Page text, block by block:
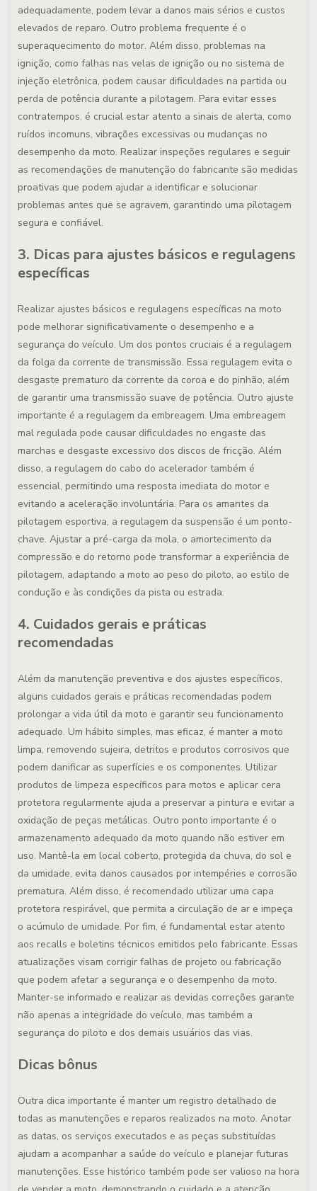
adequadamente, podem levar a danos mais sérios e custos
elevados de reparo. Outro problema frequente é o
superaquecimento do motor. Além disso, problemas na
ignição, como falhas nas velas de ignição ou no sistema de
injeção eletrônica, podem causar dificuldades na partida ou
perda de potência durante a pilotagem. Para evitar esses
contratempos, é crucial estar atento a sinais de alerta, como
ruídos incomuns, vibrações excessivas ou mudanças no
desempenho da moto. Realizar inspeções regulares e seguir
as recomendações de manutenção do fabricante são medidas
proativas que podem ajudar a identificar e solucionar
problemas antes que se agravem, garantindo uma pilotagem
segura e confiável.
3. Dicas para ajustes básicos e regulagens
específicas
Realizar ajustes básicos e regulagens específicas na moto
pode melhorar significativamente o desempenho e a
segurança do veículo. Um dos pontos cruciais é a regulagem
da folga da corrente de transmissão. Essa regulagem evita o
desgaste prematuro da corrente da coroa e do pinhão, além
de garantir uma transmissão suave de potência. Outro ajuste
importante é a regulagem da embreagem. Uma embreagem
mal regulada pode causar dificuldades no engaste das
marchas e desgaste excessivo dos discos de fricção. Além
disso, a regulagem do cabo do acelerador também é
essencial, permitindo uma resposta imediata do motor e
evitando a aceleração involuntária. Para os amantes da
pilotagem esportiva, a regulagem da suspensão é um ponto-
chave. Ajustar a pré-carga da mola, o amortecimento da
compressão e do retorno pode transformar a experiência de
pilotagem, adaptando a moto ao peso do piloto, ao estilo de
condução e às condições da pista ou estrada.
4. Cuidados gerais e práticas
recomendadas
Além da manutenção preventiva e dos ajustes específicos,
alguns cuidados gerais e práticas recomendadas podem
prolongar a vida útil da moto e garantir seu funcionamento
adequado. Um hábito simples, mas eficaz, é manter a moto
limpa, removendo sujeira, detritos e produtos corrosivos que
podem danificar as superfícies e os componentes. Utilizar
produtos de limpeza específicos para motos e aplicar cera
protetora regularmente ajuda a preservar a pintura e evitar a
oxidação de peças metálicas. Outro ponto importante é o
armazenamento adequado da moto quando não estiver em
uso. Mantê-la em local coberto, protegida da chuva, do sol e
da umidade, evita danos causados por intempéries e corrosão
prematura. Além disso, é recomendado utilizar uma capa
protetora respirável, que permita a circulação de ar e impeça
o acúmulo de umidade. Por fim, é fundamental estar atento
aos recalls e boletins técnicos emitidos pelo fabricante. Essas
atualizações visam corrigir falhas de projeto ou fabricação
que podem afetar a segurança e o desempenho da moto.
Manter-se informado e realizar as devidas correções garante
não apenas a integridade do veículo, mas também a
segurança do piloto e dos demais usuários das vias.
Dicas bônus
Outra dica importante é manter um registro detalhado de
todas as manutenções e reparos realizados na moto. Anotar
as datas, os serviços executados e as peças substituídas
ajudam a acompanhar a saúde do veículo e planejar futuras
manutenções. Esse histórico também pode ser valioso na hora